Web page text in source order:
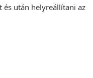
és után helyreállítani az